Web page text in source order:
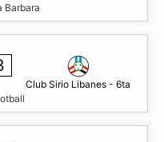
Barbara
Club Sirio Libanes - 6ta